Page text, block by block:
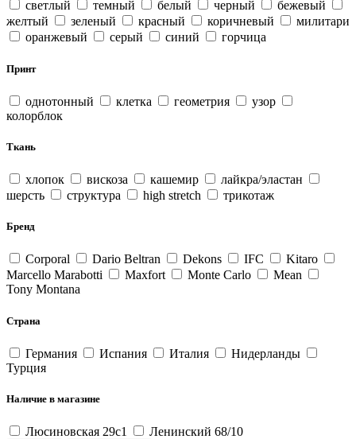
светлый темный белый черный
бежевый
желтый
зеленый красный коричневый
милитари
оранжевый
серый синий горчица
Принт
однотонный клетка геометрия
узор
колорблок
Ткань
хлопок вискоза кашемир
лайкра/эластан
шерсть
структура high stretch трикотаж
Бренд
Corporal Dario Beltran Dekons IFC
Kitaro
Marcello Marabotti
Maxfort Monte Carlo
Mean
Tony Montana
Страна
Германия Испания Италия
Нидерланды
Турция
Наличие в магазине
Люсиновская 29с1 Ленинский 68/10